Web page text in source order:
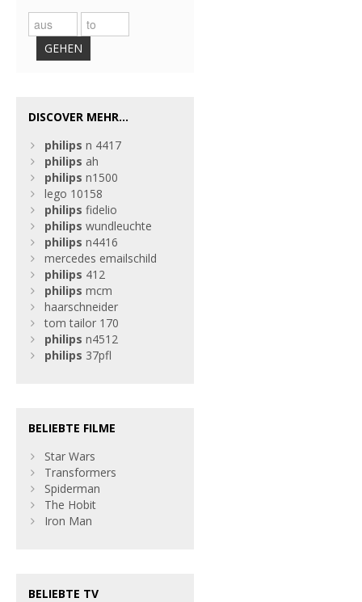
GEHEN
DISCOVER MEHR...
philips n 4417
philips ah
philips n1500
lego 10158
philips fidelio
philips wundleuchte
philips n4416
mercedes emailschild
philips 412
philips mcm
haarschneider
tom tailor 170
philips n4512
philips 37pfl
BELIEBTE FILME
Star Wars
Transformers
Spiderman
The Hobit
Iron Man
BELIEBTE TV